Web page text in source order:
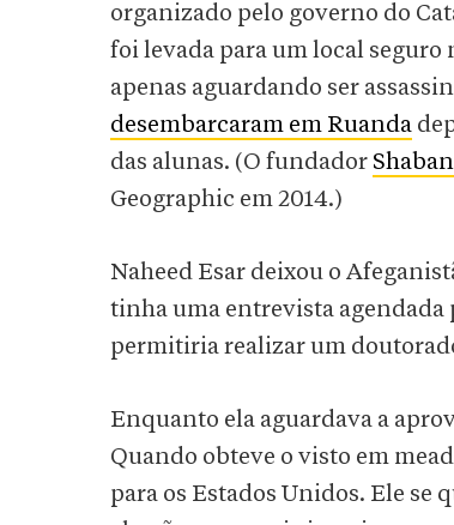
organizado pelo governo do
foi levada para um local seguro
apenas aguardando ser
desembarcaram em Ruanda
das alunas. (O fundador
Geographic em 2014.)
Naheed Esar deixou o
tinha uma entrevista agendada
permitiria realizar um
Enquanto ela aguardava a
Quando obteve o visto em
para os Estados Unidos. Ele se